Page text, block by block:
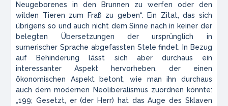
Neugeborenes in den Brunnen zu werfen oder den
wilden Tieren zum Fraß zu geben“. Ein Zitat, das sich
übrigens so und auch nicht dem Sinne nach in keiner der
belegten Übersetzungen der ursprünglich in
sumerischer Sprache abgefassten Stele findet. In Bezug
auf Behinderung lässt sich aber durchaus ein
interessanter Aspekt hervorheben, der einen
ökonomischen Aspekt betont, wie man ihn durchaus
auch dem modernen Neoliberalismus zuordnen könnte:
„199; Gesetzt, er (der Herr) hat das Auge des Sklaven